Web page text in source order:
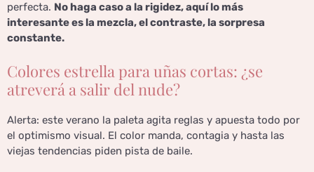
perfecta. No haga caso a la rigidez, aquí lo más
interesante es la mezcla, el contraste, la sorpresa
constante.
Colores estrella para uñas cortas: ¿se
atreverá a salir del nude?
Alerta: este verano la paleta agita reglas y apuesta todo por
el optimismo visual. El color manda, contagia y hasta las
viejas tendencias piden pista de baile.